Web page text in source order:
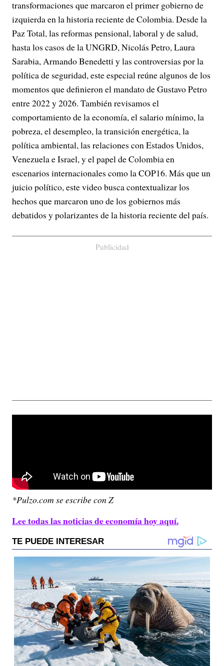
transformaciones que marcaron el primer gobierno de
izquierda en la historia reciente de Colombia. Desde la
Paz Total, las reformas pensional, laboral y de salud,
hasta los casos de la UNGRD, Nicolás Petro, Laura
Sarabia, Armando Benedetti y las controversias por la
política de seguridad, este especial reúne algunos de los
momentos que definieron el mandato de Gustavo Petro
entre 2022 y 2026. También revisamos el
comportamiento de la economía, el salario mínimo, la
pobreza, el desempleo, la transición energética, la
política ambiental, las relaciones con Estados Unidos,
Venezuela e Israel, y el papel de Colombia en
escenarios internacionales como la COP16. Más que un
juicio político, este video busca contextualizar los
hechos que marcaron uno de los gobiernos más
debatidos y polarizantes de la historia reciente del país.
Publicidad
*Pulzo.com se escribe con Z
Lee todas las noticias de economía hoy aquí.